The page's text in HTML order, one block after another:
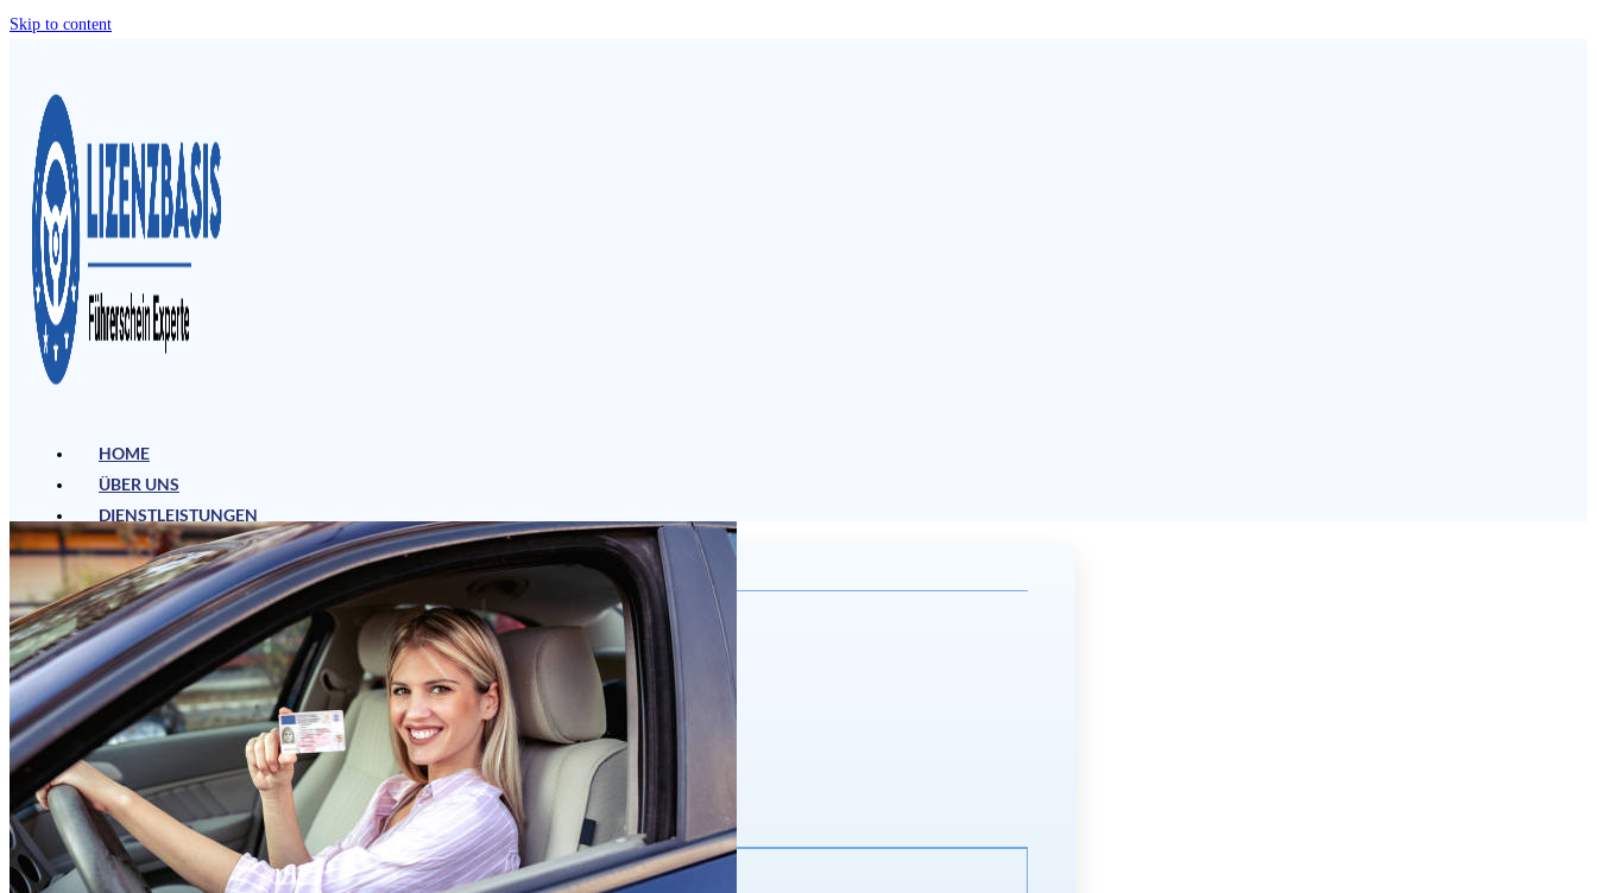
Skip to content
HOME
ÜBER UNS
DIENSTLEISTUNGEN
Führerschein klasse b kaufen
Führerschein kaufen
Motorrad führerschein kaufen
Lkw führerschein kaufen
Führerschein online kaufen